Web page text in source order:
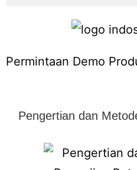
Permintaan Demo
Pengertian dan